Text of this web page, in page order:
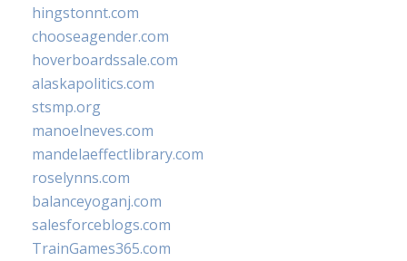
hingstonnt.com
chooseagender.com
hoverboardssale.com
alaskapolitics.com
stsmp.org
manoelneves.com
mandelaeffectlibrary.com
roselynns.com
balanceyoganj.com
salesforceblogs.com
TrainGames365.com